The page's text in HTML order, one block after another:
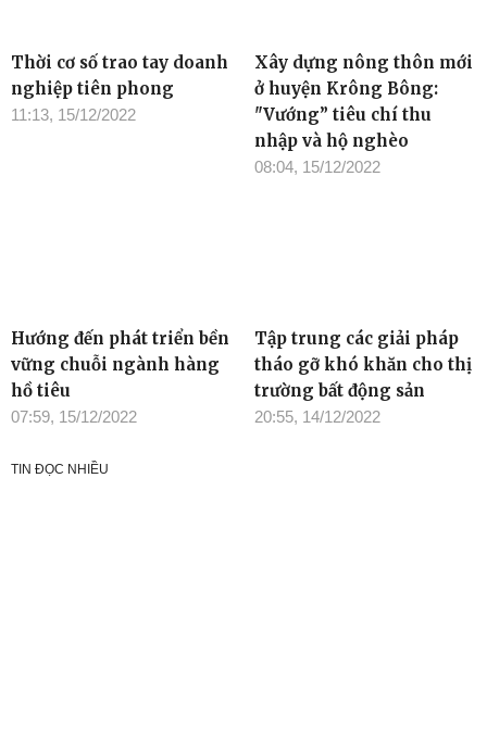
Thời cơ số trao tay doanh
nghiệp tiên phong
11:13, 15/12/2022
Xây dựng nông thôn mới
ở huyện Krông Bông:
"Vướng” tiêu chí thu
nhập và hộ nghèo
08:04, 15/12/2022
Hướng đến phát triển bền
vững chuỗi ngành hàng
hồ tiêu
07:59, 15/12/2022
Tập trung các giải pháp
tháo gỡ khó khăn cho thị
trường bất động sản
20:55, 14/12/2022
TIN ĐỌC NHIỀU